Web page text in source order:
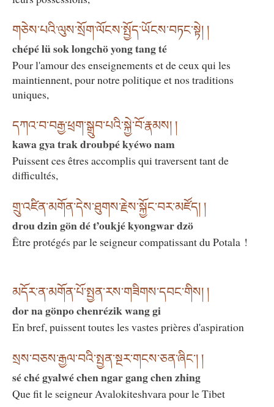
གཅེས་པའི་ལུས་སྲོག་ལོངས་སྤྱོད་ཡོངས་བཏང་སྟེ། །
chépé lü sok longchö yong tang té
Pour l'amour des enseignements et de ceux qui les
maintiennent, pour notre politique et nos traditions
uniques,
དཀའ་བ་བརྒྱ་ཕྲག་སྒྲུབ་པའི་སྐྱེ་བོ་རྣམས། །
kawa gya trak droubpé kyéwo nam
Puissent ces êtres accomplis qui traversent tant de
difficultés,
གྲུ་འཛིན་མགོན་དེས་ཐུགས་རྗེས་སྐྱོང་བར་མཛོད། །
drou dzin gön dé t’oukjé kyongwar dzö
Être protégés par le seigneur compatissant du Potala !
མདོར་ན་མགོན་པོ་སྤྱན་རས་གཟིགས་དབང་གིས། །
dor na gönpo chenrézik wang gi
En bref, puissent toutes les vastes prières d'aspiration
སྲས་བཅས་རྒྱལ་བའི་སྤྱན་སྔར་གངས་ཅན་ཞིང༌། །
sé ché gyalwé chen ngar gang chen zhing
Que fit le seigneur Avalokiteshvara pour le Tibet